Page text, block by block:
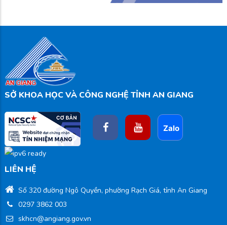
SỞ KHOA HỌC VÀ CÔNG NGHỆ TỈNH AN GIANG
LIÊN HỆ
Số 320 đường Ngô Quyền, phường Rạch Giá, tỉnh An Giang
0297 3862 003
skhcn@angiang.gov.vn